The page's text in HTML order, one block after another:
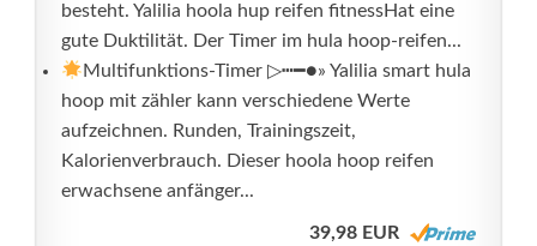
besteht. Yalilia hoola hup reifen fitnessHat eine
gute Duktilität. Der Timer im hula hoop-reifen...
Multifunktions-Timer ▷┅━●» Yalilia smart hula
hoop mit zähler kann verschiedene Werte
aufzeichnen. Runden, Trainingszeit,
Kalorienverbrauch. Dieser hoola hoop reifen
erwachsene anfänger...
39,98 EUR